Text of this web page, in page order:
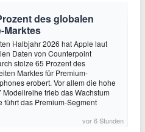
des globalen
Marktes
Halbjahr 2026 hat Apple laut
Daten von Counterpoint
stolze 65 Prozent des
Marktes für Premium-
erobert. Vor allem die hohe
trieb das Wachstum
führt das Premium-Segment
vor 6 Stunden